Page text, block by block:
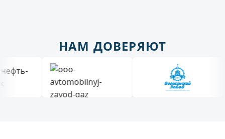
НАМ ДОВЕРЯЮТ